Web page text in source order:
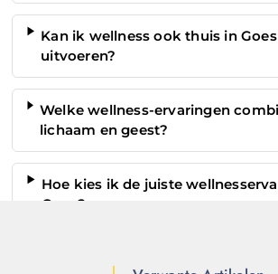
Kan ik wellness ook thuis in
uitvoeren?
Welke wellness-ervaringen
lichaam en geest?
Hoe kies ik de juiste
Goes?